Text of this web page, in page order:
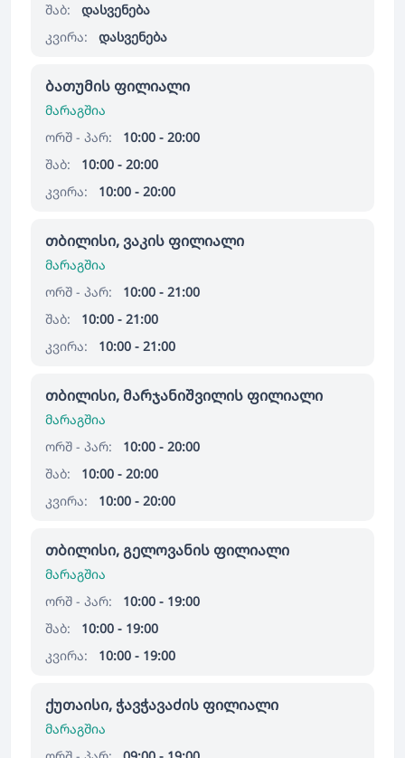
შაბ:
დასვენება
კვირა:
დასვენება
ბათუმის ფილიალი
მარაგშია
ორშ - პარ:
10:00 - 20:00
შაბ:
10:00 - 20:00
კვირა:
10:00 - 20:00
თბილისი, ვაკის ფილიალი
მარაგშია
ორშ - პარ:
10:00 - 21:00
შაბ:
10:00 - 21:00
კვირა:
10:00 - 21:00
თბილისი, მარჯანიშვილის ფილიალი
მარაგშია
ორშ - პარ:
10:00 - 20:00
შაბ:
10:00 - 20:00
კვირა:
10:00 - 20:00
თბილისი, გელოვანის ფილიალი
მარაგშია
ორშ - პარ:
10:00 - 19:00
შაბ:
10:00 - 19:00
კვირა:
10:00 - 19:00
ქუთაისი, ჭავჭავაძის ფილიალი
მარაგშია